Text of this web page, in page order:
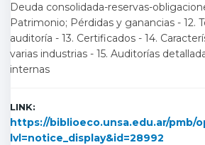
Deuda consolidada-reservas-
Patrimonio; Pérdidas y ganancias - 12.
auditoría - 13. Certificados - 14.
varias industrias - 15. Auditorías
internas
LINK:
https://biblioeco.unsa.edu.ar/pmb/
lvl=notice_display&id=28992